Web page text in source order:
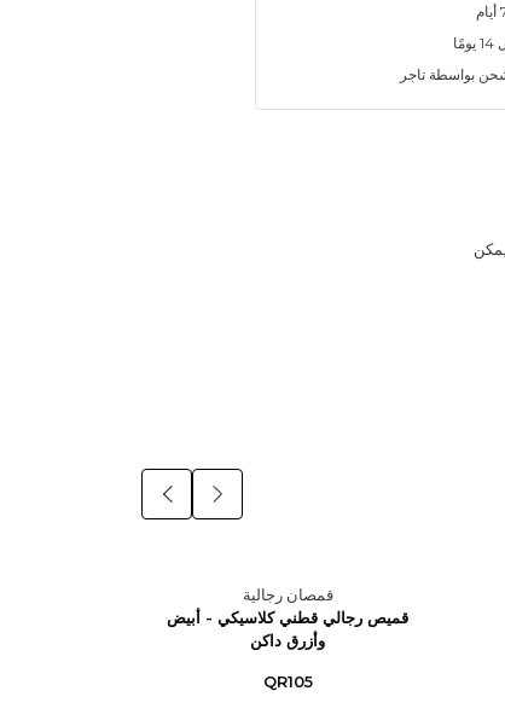
بواسطة تاجر
يمكن
قمصان رجالية
قميص رجالي قطني كلاسيكي - أبيض
وأزرق داكن
QR105